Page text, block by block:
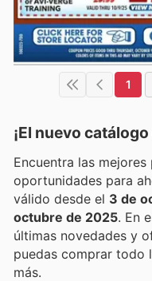
1
¡El nuevo catálogo
Encuentra las
válido desde el 3 de
octubre de 2025 . En
últimas novedades y
puedas comprar todo
más.